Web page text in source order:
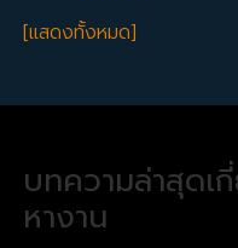
[แสดงทั้งหมด]
บทความล่าสุดเ
หางาน